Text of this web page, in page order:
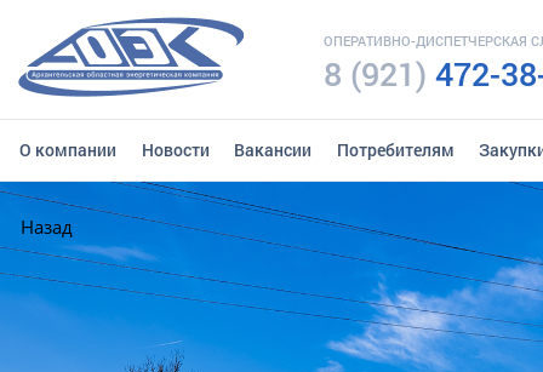
ОПЕРАТИВНО-ДИСПЕТЧЕРСКАЯ
8 (921) 472-
О компании Новости Вакансии Потребителям
Назад